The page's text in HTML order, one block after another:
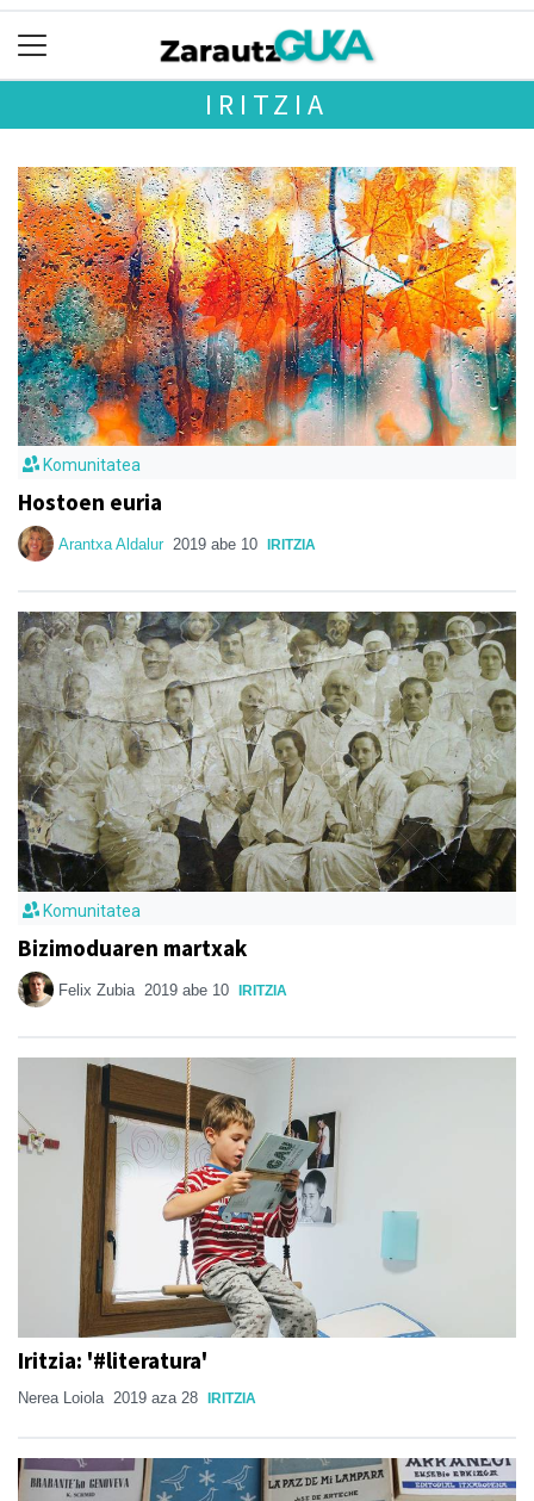
IRITZIA
Komunitatea
Hostoen euria
Arantxa Aldalur 2019 abe 10 IRITZIA
Komunitatea
Bizimoduaren martxak
Felix Zubia 2019 abe 10 IRITZIA
Iritzia: '#literatura'
Nerea Loiola 2019 aza 28 IRITZIA